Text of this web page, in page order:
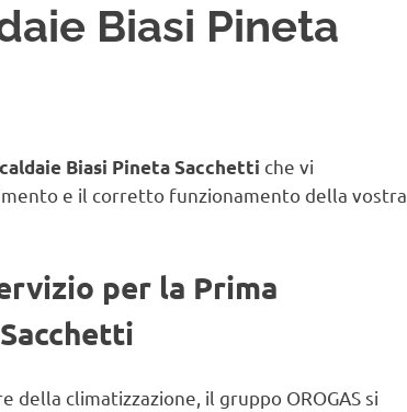
Biasi Pineta
Biasi Pineta Sacchetti che vi
e il corretto funzionamento della vostra
per la Prima
climatizzazione, il gruppo OROGAS si